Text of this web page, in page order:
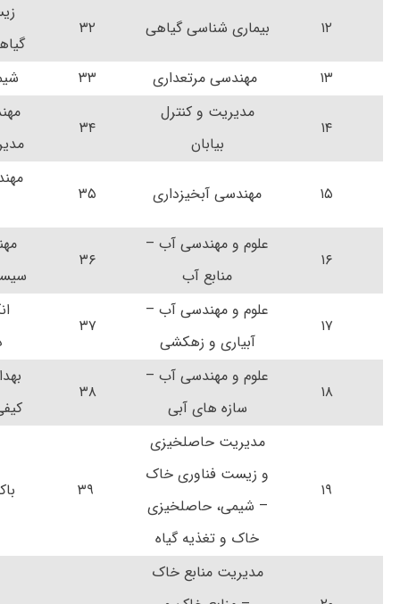
۱۲ بیماری شناسی گیاهی ۳۲
۱۳
مهندسی مرتعداری ۳۳
۱۴
مدیریت و کنترل
بیابان
۳۴
۱۵ مهندسی آبخیزداری ۳۵
۱۶
علوم و مهندسی آب –
منابع آب
۳۶
۱۷
علوم و مهندسی آب –
آبیاری و زهکشی
۳۷
۱۸
علوم و مهندسی آب –
سازه های آبی
۳۸
۱۹
مدیریت حاصلخیزی
و زیست فناوری خاک
– شیمی، حاصلخیزی
خاک و تغذیه گیاه
مدیریت منابع خاک